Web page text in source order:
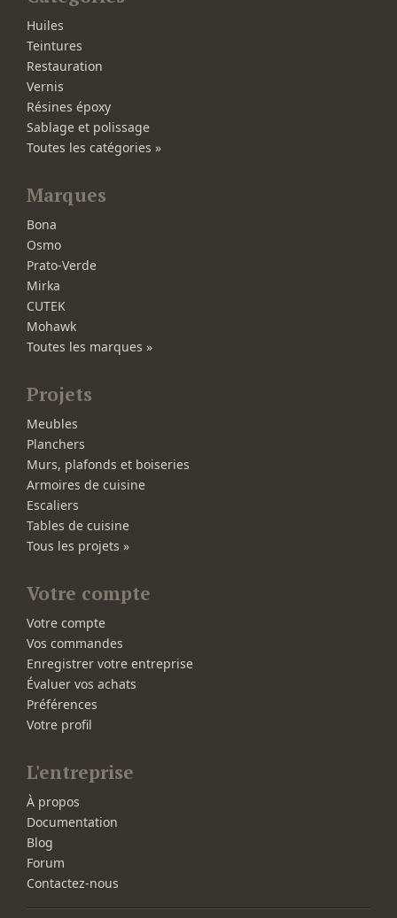
Huiles
Teintures
Restauration
Vernis
Résines époxy
Sablage et polissage
Toutes les catégories »
Marques
Bona
Osmo
Prato-Verde
Mirka
CUTEK
Mohawk
Toutes les marques »
Projets
Meubles
Planchers
Murs, plafonds et boiseries
Armoires de cuisine
Escaliers
Tables de cuisine
Tous les projets »
Votre compte
Votre compte
Vos commandes
Enregistrer votre entreprise
Évaluer vos achats
Préférences
Votre profil
L'entreprise
À propos
Documentation
Blog
Forum
Contactez-nous